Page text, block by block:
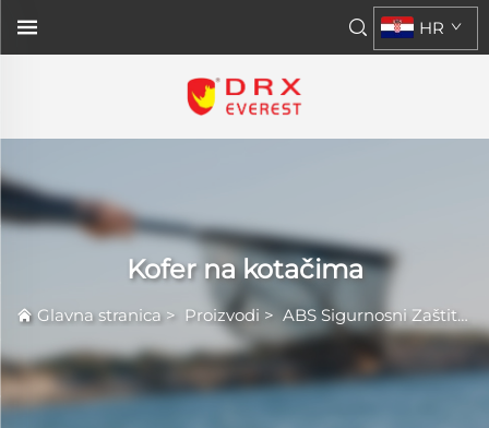
HR
Kofer na kotačima
Glavna stranica > Proizvodi > ABS Sigurnosni Zaštitni Kufer